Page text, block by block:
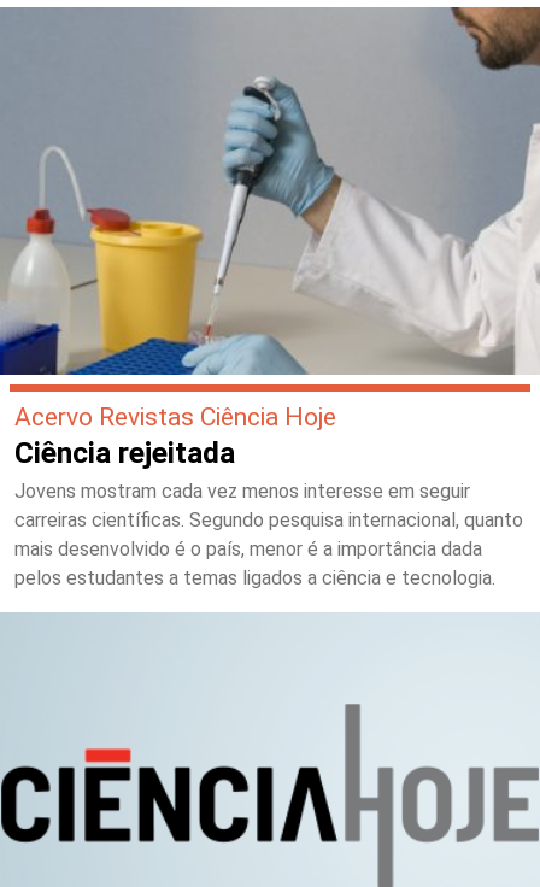
Acervo Revistas Ciência Hoje
Ciência rejeitada
Jovens mostram cada vez menos interesse em seguir
carreiras científicas. Segundo pesquisa internacional, quanto
mais desenvolvido é o país, menor é a importância dada
pelos estudantes a temas ligados a ciência e tecnologia.